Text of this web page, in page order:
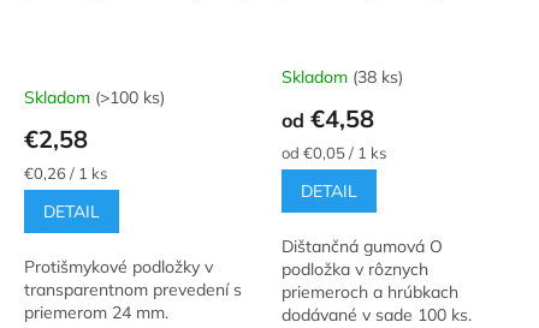
Skladom (>100 ks)
€2,58
Jednotková
cena:
€0,26 / 1 ks
DETAIL
Protišmykové podložky v
transparentnom prevedení s
priemerom 24 mm.
Priemerné
produktu
je
5,0
5
hviezdičiek.
Skladom (38 ks)
od €4,58
Jednotková
cena:
od €0,05 / 1 ks
DETAIL
Dištančná gumová O
podložka v rôznych
priemeroch a hrúbkach
dodávané v sade 100 ks.